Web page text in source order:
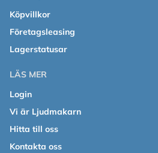
Köpvillkor
Företagsleasing
Lagerstatusar
LÄS MER
Login
Vi är Ljudmakarn
Hitta till oss
Kontakta oss